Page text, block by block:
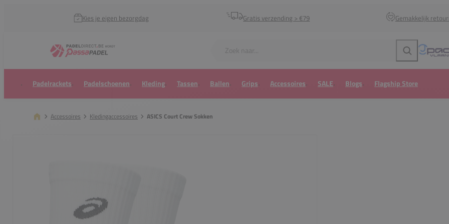
Kies je eigen bezorgdag Gratis verzending > €79 Gemakkelijk
Zoeken
Padelrackets Padelschoenen Kleding Tassen Ballen Grips Accessoires SALE Blogs Flagship Store
Accessoires Kledingaccessoires ASICS Court Crew Sokken